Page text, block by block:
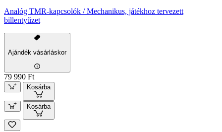
Analóg TMR-kapcsolók / Mechanikus, játékhoz tervezett
billentyűzet
Ajándék vásárláskor
79 990 Ft
Kosárba
Kosárba